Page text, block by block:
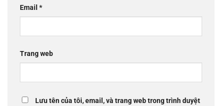
Email *
Trang web
Lưu tên của tôi, email, và trang web trong trình duyệt